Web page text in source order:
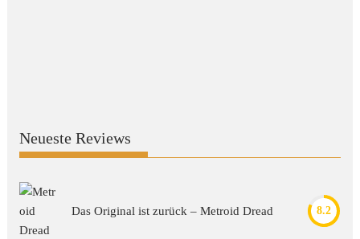
Neueste Reviews
Das Original ist zurück – Metroid Dread 8.2